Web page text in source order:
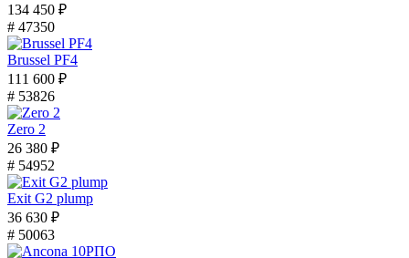
134 450 ₽
# 47350
Brussel PF4
111 600 ₽
# 53826
Zero 2
26 380 ₽
# 54952
Exit G2 plump
36 630 ₽
# 50063